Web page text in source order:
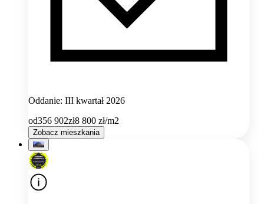
Oddanie: III kwartał 2026
od356 902zł8 800 zł/m2
Zobacz mieszkania